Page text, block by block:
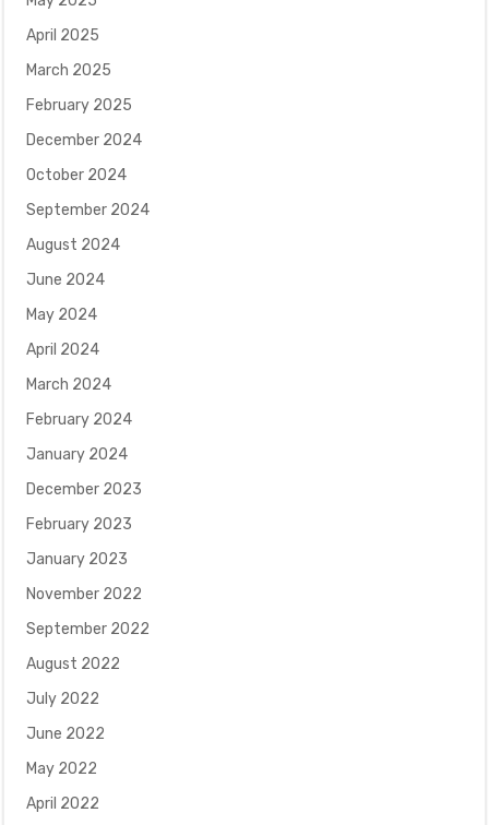
April 2025
March 2025
February 2025
December 2024
October 2024
September 2024
August 2024
June 2024
May 2024
April 2024
March 2024
February 2024
January 2024
December 2023
February 2023
January 2023
November 2022
September 2022
August 2022
July 2022
June 2022
May 2022
April 2022